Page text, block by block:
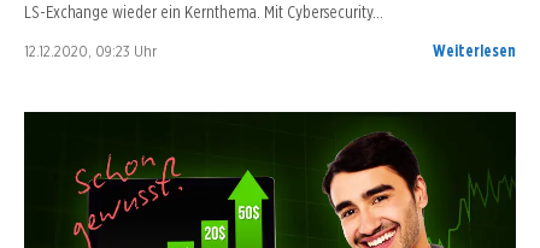
LS-Exchange wieder ein Kernthema. Mit Cybersecurity…
12.12.2020, 09:23 Uhr Weiterlesen